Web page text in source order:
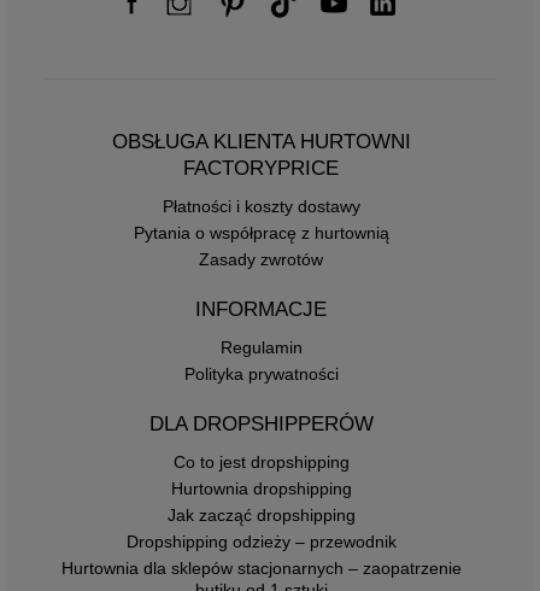
OBSŁUGA KLIENTA HURTOWNI
FACTORYPRICE
Płatności i koszty dostawy
Pytania o współpracę z hurtownią
Zasady zwrotów
INFORMACJE
Regulamin
Polityka prywatności
DLA DROPSHIPPERÓW
Co to jest dropshipping
Hurtownia dropshipping
Jak zacząć dropshipping
Dropshipping odzieży – przewodnik
Hurtownia dla sklepów stacjonarnych – zaopatrzenie